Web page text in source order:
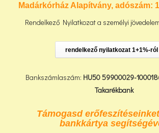
Madárkórház Alapítvány, adószám:
Rendelkező Nyilatkozat a személyi
rendelkező nyilatkozat 1+1%-ról
Bankszámlaszám: HU50 59900029-
Takarékbank
Támogasd
bankkártya